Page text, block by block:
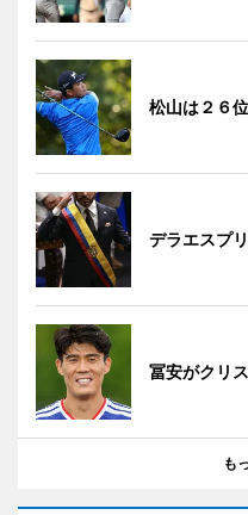
松山は２６
デラエスプ
冨安がクリ
も